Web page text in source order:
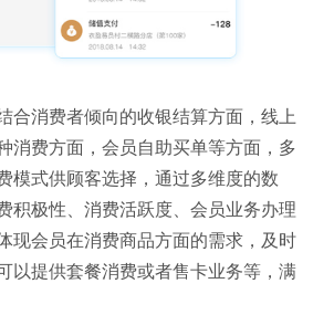
合消费者倾向的收银结算方面，线上
消费方面，会员自助买单等方面，多
模式供顾客选择，通过多维度的数
积极性、消费活跃度、会员业务办理
现会员在消费商品方面的需求，及时
以提供套餐消费或者售卡业务等，满